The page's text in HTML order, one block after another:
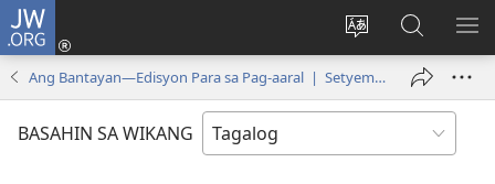
JW.ORG
Baguhin
ng
Mag-
log
(may
bubukas
sa
JW.ORG
Ang Bantayan—Edisyon Para sa Pag-aaral | Setyembre 2009
BASAHIN SA WIKANG